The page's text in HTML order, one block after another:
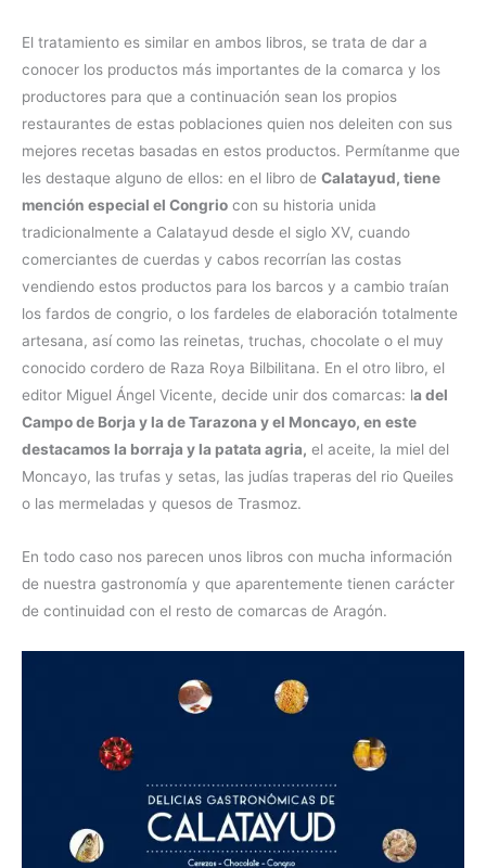
El tratamiento es similar en ambos libros, se trata de dar a
conocer los productos más importantes de la comarca y los
productores para que a continuación sean los propios
restaurantes de estas poblaciones quien nos deleiten con sus
mejores recetas basadas en estos productos. Permítanme que
les destaque alguno de ellos: en el libro de Calatayud, tiene
mención especial el Congrio con su historia unida
tradicionalmente a Calatayud desde el siglo XV, cuando
comerciantes de cuerdas y cabos recorrían las costas
vendiendo estos productos para los barcos y a cambio traían
los fardos de congrio, o los fardeles de elaboración totalmente
artesana, así como las reinetas, truchas, chocolate o el muy
conocido cordero de Raza Roya Bilbilitana. En el otro libro, el
editor Miguel Ángel Vicente, decide unir dos comarcas: la del
Campo de Borja y la de Tarazona y el Moncayo, en este
destacamos la borraja y la patata agria, el aceite, la miel del
Moncayo, las trufas y setas, las judías traperas del rio Queiles
o las mermeladas y quesos de Trasmoz.
En todo caso nos parecen unos libros con mucha información
de nuestra gastronomía y que aparentemente tienen carácter
de continuidad con el resto de comarcas de Aragón.